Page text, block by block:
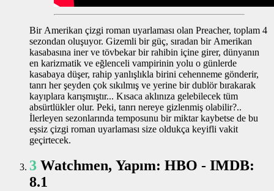
Bir Amerikan çizgi roman uyarlaması olan Preacher, toplam 4
sezondan oluşuyor. Gizemli bir güç, sıradan bir Amerikan
kasabasına iner ve tövbekar bir rahibin içine girer, dünyanın
en karizmatik ve eğlenceli vampirinin yolu o günlerde
kasabaya düşer, rahip yanlışlıkla birini cehenneme gönderir,
tanrı her şeyden çok sıkılmış ve yerine bir dublör bırakarak
kayıplara karışmıştır... Kısaca aklınıza gelebilecek tüm
absürtlükler olur. Peki, tanrı nereye gizlenmiş olabilir?..
İlerleyen sezonlarında temposunu bir miktar kaybetse de bu
eşsiz çizgi roman uyarlaması size oldukça keyifli vakit
geçirtecek.
3
8.1